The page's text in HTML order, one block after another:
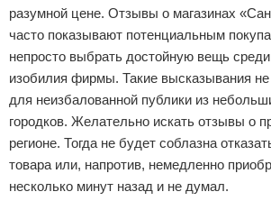
разумной цене. Отзывы о магазинах
часто показывают потенциальным
непросто выбрать достойную вещь
изобилия фирмы. Такие высказывания
для неизбалованной публики из
городков. Желательно искать отзывы о
регионе. Тогда не будет соблазна
товара или, напротив, немедленно
несколько минут назад и не думал.